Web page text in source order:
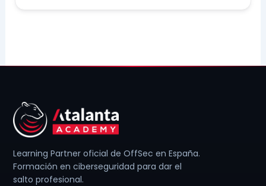
Learning Partner oficial de OffSec en España.
Formación en ciberseguridad para dar el
salto profesional.